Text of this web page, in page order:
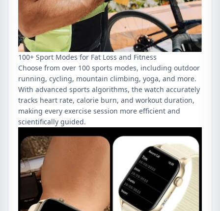
100+ Sport Modes for Fat Loss and Fitness
Choose from over 100 sports modes, including outdoor
running, cycling, mountain climbing, yoga, and more.
With advanced sports algorithms, the watch accurately
tracks heart rate, calorie burn, and workout duration,
making every exercise session more efficient and
scientifically guided.